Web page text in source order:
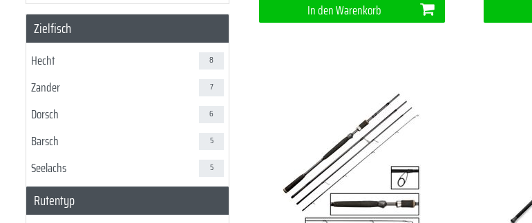
Zielfisch
Hecht 8
Zander 7
Dorsch 6
Barsch 5
Seelachs 5
Barrakuda
Rutentyp
In den Warenkorb